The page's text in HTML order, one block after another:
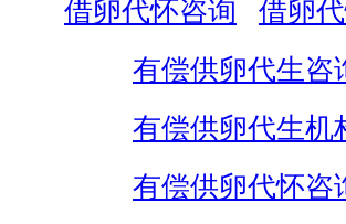
借卵代怀咨询
借卵
有偿供卵代生咨
有偿供卵代生机
有偿供卵代怀咨